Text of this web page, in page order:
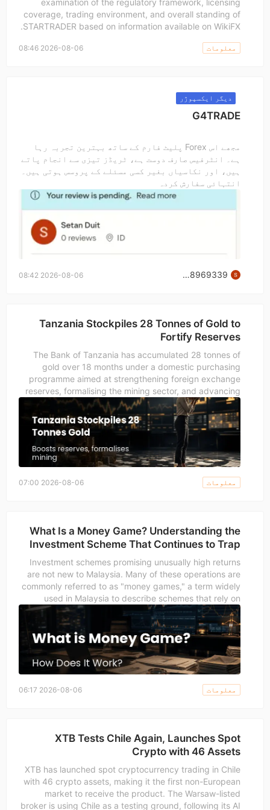
مین ٹائٹل MT4
عالمی کاروبار
اعلیٰ سطح کے خطرات
8.81
WIKIFX ریٹنگ
ECN اکاؤنٹ
10-15 سال
زیر نگرانی 16
examination of the regulatory framework, licensing
coverage, trading environment, and overall standing of
STARTRADER based on information available on WikiFX.
معلومات 2026-08-06 08:46
دیگر ایکسپوژر
G4TRADE
مجھے اس Forex پلیٹ فارم کے ساتھ بہترین تجربہ رہا
ہے۔ انٹرفیس صارف دوست ہے، ٹریڈز تیزی سے انجام پاتے
ہیں، اور نکاسیاں بغیر کسی مسئلے کے پروسس ہوتی ہیں۔
انتہائی سفارش کردہ
FX2438969339
2026-08-06 08:42
Tanzania Stockpiles 28 Tonnes of Gold to
Fortify Reserves
The Bank of Tanzania has accumulated 28 tonnes of
gold over 18 months under a domestic purchasing
programme aimed at strengthening foreign exchange
reserves, formalising the mining sector, and advancing
financial inclusion, Governor Emmanuel Tutuba
disclosed at the 2026 African Caucus meeting in Banjul.
معلومات 2026-08-06 07:00
What Is a Money Game? Understanding the
Investment Scheme That Continues to Trap
Malaysians
Investment schemes promising unusually high returns
are not new to Malaysia. Many of these operations are
commonly referred to as "money games," a term widely
used in Malaysia to describe schemes that rely on
continuous recruitment rather than genuine investment
performance
معلومات 2026-08-06 06:17
XTB Tests Chile Again, Launches Spot
Crypto with 46 Assets
XTB has launched spot cryptocurrency trading in Chile
with 46 crypto assets, making it the first non-European
market to receive the product. The Warsaw-listed
broker is using Chile as a testing ground, following its AI